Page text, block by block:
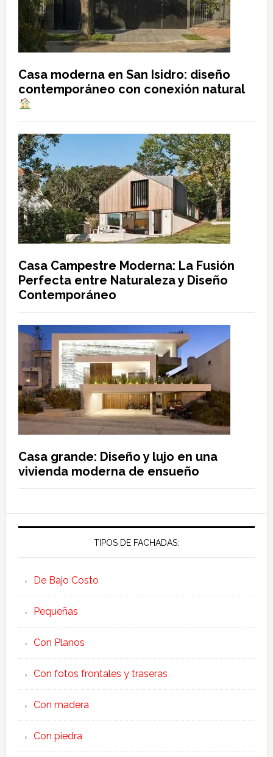
Casa moderna en San Isidro: diseño
contemporáneo con conexión natural
Casa Campestre Moderna: La Fusión
Perfecta entre Naturaleza y Diseño
Contemporáneo
Casa grande: Diseño y lujo en una
vivienda moderna de ensueño
TIPOS DE FACHADAS:
De Bajo Costo
Pequeñas
Con Planos
Con fotos frontales y traseras
Con madera
Con piedra